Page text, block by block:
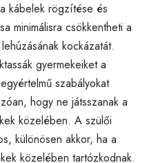
kábelek rögzítése és
minimálisra csökkentheti a
kockázatát.
gyermekeiket a
szabályokat
hogy ne játsszanak a
közelében. A szülői
különösen akkor, ha a
közelében tartózkodnak.